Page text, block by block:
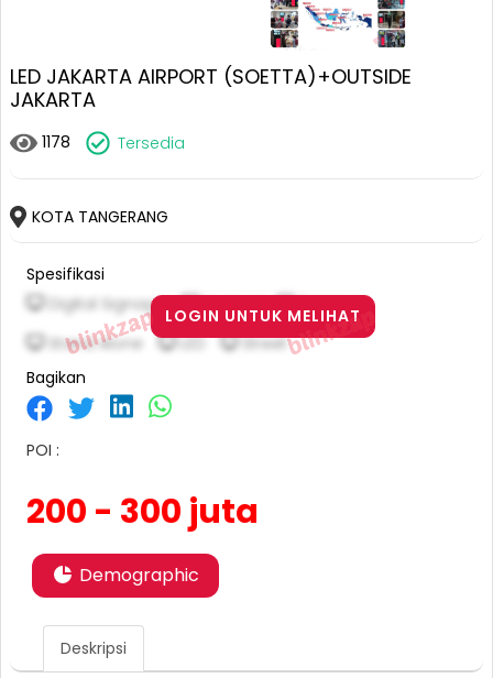
LED JAKARTA AIRPORT (SOETTA)+OUTSIDE
JAKARTA
1178 Tersedia
KOTA TANGERANG
Spesifikasi
Digital Signage
Stand Alone
LED Street
LOGIN UNTUK MELIHAT
Bagikan
POI :
200 - 300 juta
Demographic
Deskripsi